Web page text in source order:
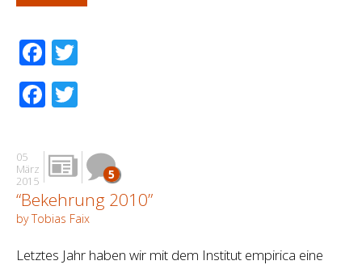
Facebook
Facebook
05
März
2015
5
“Bekehrung 2010”
by Tobias Faix
Letztes Jahr haben wir mit dem Institut empirica eine